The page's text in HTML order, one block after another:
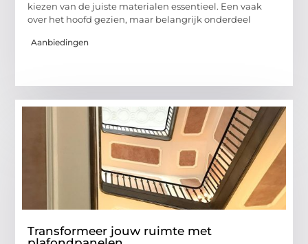
kiezen van de juiste materialen essentieel. Een vaak
over het hoofd gezien, maar belangrijk onderdeel
Aanbiedingen
Transformeer jouw ruimte met